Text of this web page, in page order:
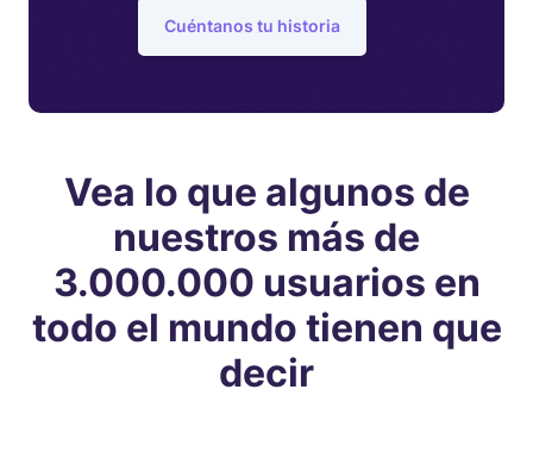
Cuéntanos tu historia
Vea lo que algunos de
nuestros más de
3.000.000 usuarios en
todo el mundo tienen que
decir